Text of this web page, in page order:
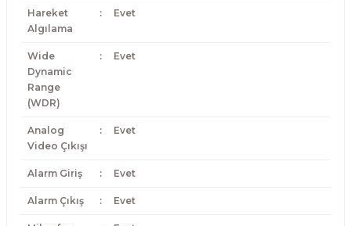
Hareket
Algılama
: Evet
Wide
Dynamic
Range
(WDR)
: Evet
Analog
Video Çıkışı
: Evet
Alarm Giriş : Evet
Alarm Çıkış : Evet